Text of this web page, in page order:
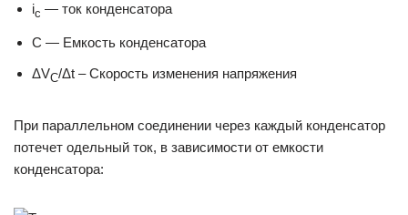
ic — ток конденсатора
C — Емкость конденсатора
ΔVC/Δt – Скорость изменения напряжения
При параллельном соединении через каждый конденсатор
потечет одельный ток, в зависимости от емкости
конденсатора: